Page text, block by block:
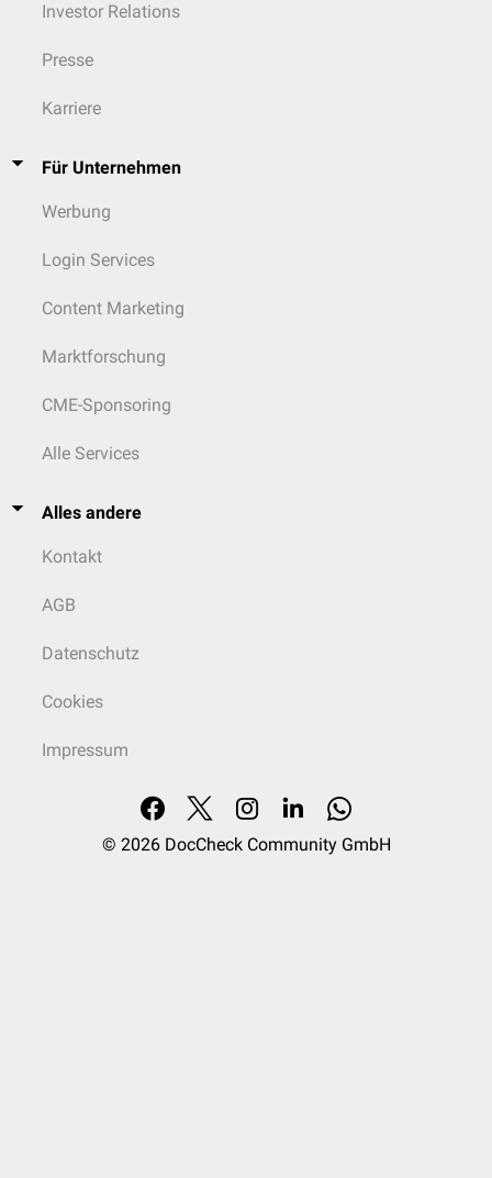
Investor Relations
Presse
Karriere
Für Unternehmen
Werbung
Login Services
Content Marketing
Marktforschung
CME-Sponsoring
Alle Services
Alles andere
Kontakt
AGB
Datenschutz
Cookies
Impressum
© 2026 DocCheck Community GmbH